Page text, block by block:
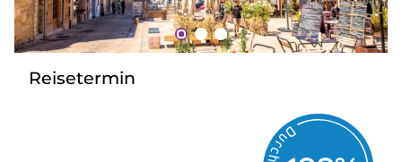
Kontakt
Reisetermin